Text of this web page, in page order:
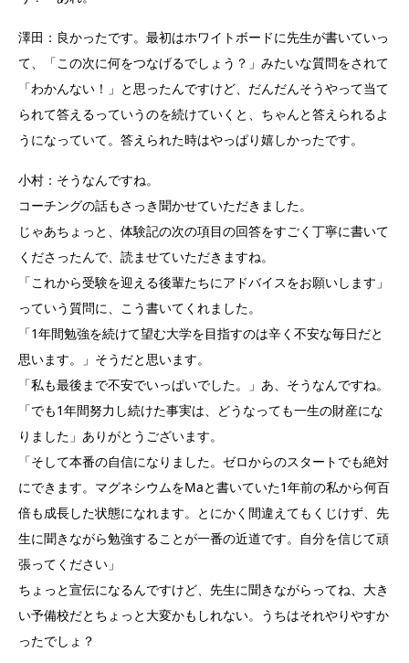
澤田：良かったです。最初はホワイトボードに先生が書いていっ
て、「この次に何をつなげるでしょう？」みたいな質問をされて
「わかんない！」と思ったんですけど、だんだんそうやって当て
られて答えるっていうのを続けていくと、ちゃんと答えられるよ
うになっていて。答えられた時はやっぱり嬉しかったです。
小村：そうなんですね。
コーチングの話もさっき聞かせていただきました。
じゃあちょっと、体験記の次の項目の回答をすごく丁寧に書いて
くださったんで、読ませていただきますね。
「これから受験を迎える後輩たちにアドバイスをお願いします」
っていう質問に、こう書いてくれました。
「1年間勉強を続けて望む大学を目指すのは辛く不安な毎日だと
思います。」そうだと思います。
「私も最後まで不安でいっぱいでした。」あ、そうなんですね。
「でも1年間努力し続けた事実は、どうなっても一生の財産にな
りました」ありがとうございます。
「そして本番の自信になりました。ゼロからのスタートでも絶対
にできます。マグネシウムをMaと書いていた1年前の私から何百
倍も成長した状態になれます。
とにかく間違えてもくじけず、 先
生に聞きながら勉強することが一番の近道です。自分を信じて頑
張ってください」
ちょっと宣伝になるんですけど、先生に聞きながらってね、大き
い予備校だとちょっと大変かもしれない。うちはそれやりやすか
ったでしょ？